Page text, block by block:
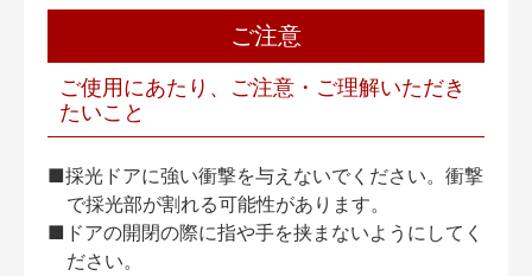
ご注意
ご使用にあたり、ご注意・ご理解いただき
たいこと
■採光ドアに強い衝撃を与えないでください。衝撃
で採光部が割れる可能性があります。
■ドアの開閉の際に指や手を挟まないようにしてく
ださい。